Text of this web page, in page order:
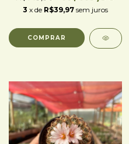
3 x de R$39,97 sem juros